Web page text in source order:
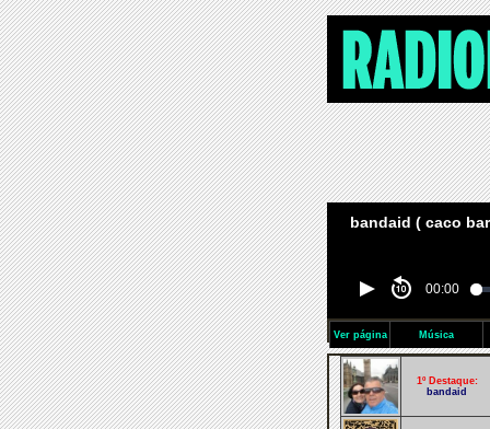
bandaid ( caco
00:00
Ver página Música
1º Destaque:
bandaid